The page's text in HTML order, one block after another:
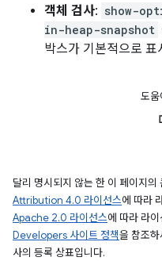
객체 검사: show-
in-heap-snapshot
박스가 기본적으로 표
도움
달리 명시되지 않는 한 이 페이지의
Attribution 4.0 라이선스에 따라
Apache 2.0 라이선스에 따라 라
Developers 사이트 정책을 참조
사의 등록 상표입니다.